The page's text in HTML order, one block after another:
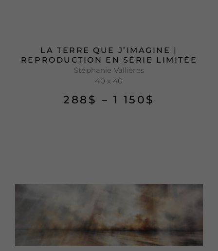
LA TERRE QUE J’IMAGINE |
REPRODUCTION EN SÉRIE LIMITÉE
Stéphanie Vallières
40 x 40
288 $ – 1 150$